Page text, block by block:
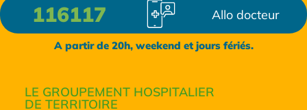
116117 Allo docteur
A partir de 20h, weekend et jours fériés.
LE GROUPEMENT HOSPITALIER
DE TERRITOIRE